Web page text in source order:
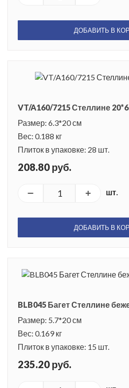
ДОБАВИТЬ В
VT/A160/7215 Стеллине
Размер: 6.3*20 см
Вес: 0.188 кг
Плиток в упаковке: 28 шт.
208.80 руб.
шт.
ДОБАВИТЬ В
BLB045 Багет Стеллине
Размер: 5.7*20 см
Вес: 0.169 кг
Плиток в упаковке: 15 шт.
235.20 руб.